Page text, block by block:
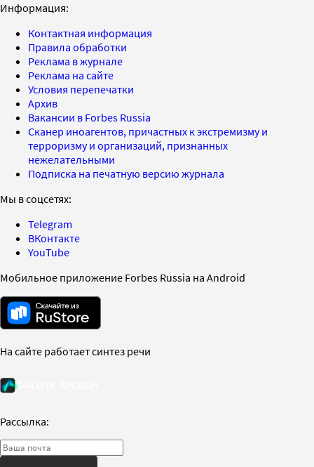
Информация:
Контактная информация
Правила обработки
Реклама в журнале
Реклама на сайте
Условия перепечатки
Архив
Вакансии в Forbes Russia
Сканер иноагентов, причастных к экстремизму и
терроризму и организаций, признанных
нежелательными
Подписка на печатную версию журнала
Мы в соцсетях:
Telegram
ВКонтакте
YouTube
Мобильное приложение Forbes Russia на Android
На сайте работает синтез речи
Рассылка: